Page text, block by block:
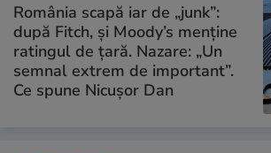
România scapă iar de „junk”:
după Fitch, și Moody’s menține
ratingul de țară. Nazare: „Un
semnal extrem de important”.
Ce spune Nicușor Dan